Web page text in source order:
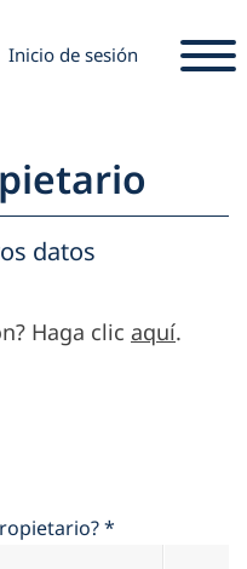
Inicio de sesión
vehículo
datos
Haga clic aquí.
*